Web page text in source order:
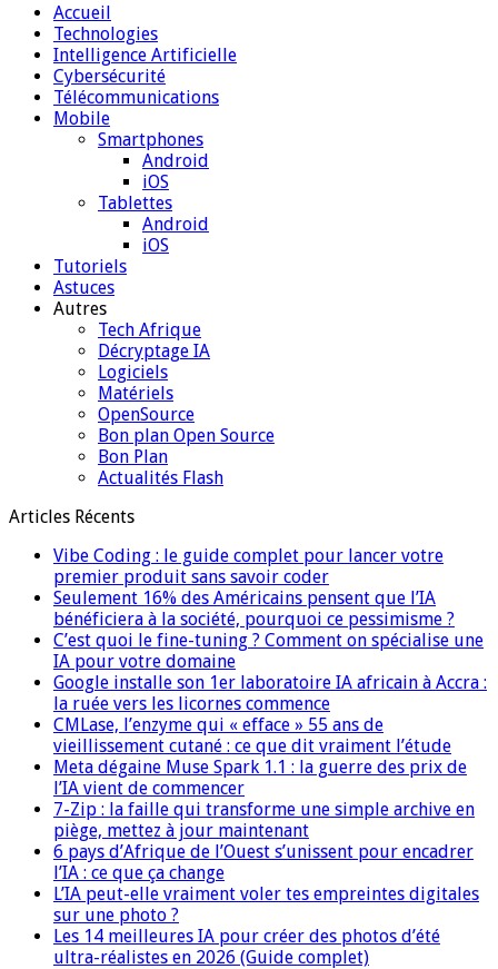
Accueil
Technologies
Intelligence Artificielle
Cybersécurité
Télécommunications
Mobile
Smartphones
Android
iOS
Tablettes
Android
iOS
Tutoriels
Astuces
Autres
Tech Afrique
Décryptage IA
Logiciels
Matériels
OpenSource
Bon plan Open Source
Bon Plan
Actualités Flash
Articles Récents
Vibe Coding : le guide complet pour lancer votre
premier produit sans savoir coder
Seulement 16% des Américains pensent que l’IA
bénéficiera à la société, pourquoi ce pessimisme ?
C’est quoi le fine-tuning ? Comment on spécialise une
IA pour votre domaine
Google installe son 1er laboratoire IA africain à Accra :
la ruée vers les licornes commence
CMLase, l’enzyme qui « efface » 55 ans de
vieillissement cutané : ce que dit vraiment l’étude
Meta dégaine Muse Spark 1.1 : la guerre des prix de
l’IA vient de commencer
7-Zip : la faille qui transforme une simple archive en
piège, mettez à jour maintenant
6 pays d’Afrique de l’Ouest s’unissent pour encadrer
l’IA : ce que ça change
L’IA peut-elle vraiment voler tes empreintes digitales
sur une photo ?
Les 14 meilleures IA pour créer des photos d’été
ultra-réalistes en 2026 (Guide complet)